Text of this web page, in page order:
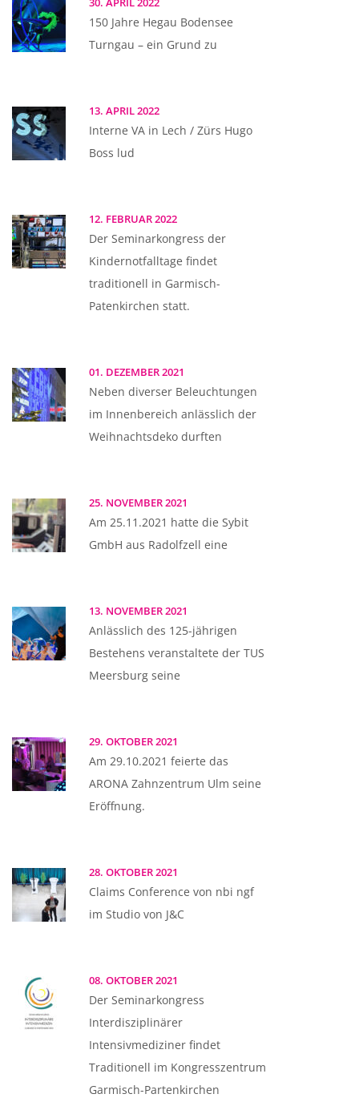
150 Jahre Hegau Bodensee
Turngau – ein Grund zu
13. APRIL 2022
Interne VA in Lech / Zürs Hugo
Boss lud
12. FEBRUAR 2022
Der Seminarkongress der
Kindernotfalltage findet
traditionell in Garmisch-
Patenkirchen statt.
01. DEZEMBER 2021
Neben diverser Beleuchtungen
im Innenbereich anlässlich der
Weihnachtsdeko durften
25. NOVEMBER 2021
Am 25.11.2021 hatte die Sybit
GmbH aus Radolfzell eine
13. NOVEMBER 2021
Anlässlich des 125-jährigen
Bestehens veranstaltete der TUS
Meersburg seine
29. OKTOBER 2021
Am 29.10.2021 feierte das
ARONA Zahnzentrum Ulm seine
Eröffnung.
28. OKTOBER 2021
Claims Conference von nbi ngf
im Studio von J&C
08. OKTOBER 2021
Der Seminarkongress
Interdisziplinärer
Intensivmediziner findet
Traditionell im Kongresszentrum
Garmisch-Partenkirchen